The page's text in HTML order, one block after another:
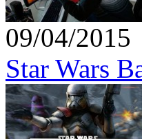
09/04/2015
Star Wars